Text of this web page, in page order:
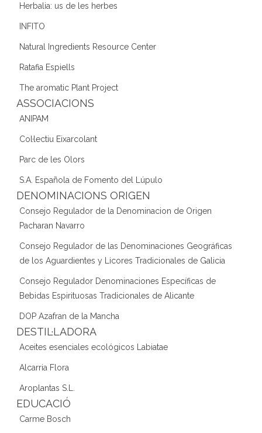
Herbalia: us de les herbes
INFITO
Natural Ingredients Resource Center
Ratafia Espiells
The aromatic Plant Project
ASSOCIACIONS
ANIPAM
Col·lectiu Eixarcolant
Parc de les Olors
S.A. Española de Fomento del Lúpulo
DENOMINACIONS ORIGEN
Consejo Regulador de la Denominacion de Origen
Pacharan Navarro
Consejo Regulador de las Denominaciones Geográficas
de los Aguardientes y Licores Tradicionales de Galicia
Consejo Regulador Denominaciones Específicas de
Bebidas Espirituosas Tradicionales de Alicante
DOP Azafran de la Mancha
DESTIL·LADORA
Aceites esenciales ecológicos Labiatae
Alcarria Flora
Aroplantas S.L.
EDUCACIÓ
Carme Bosch